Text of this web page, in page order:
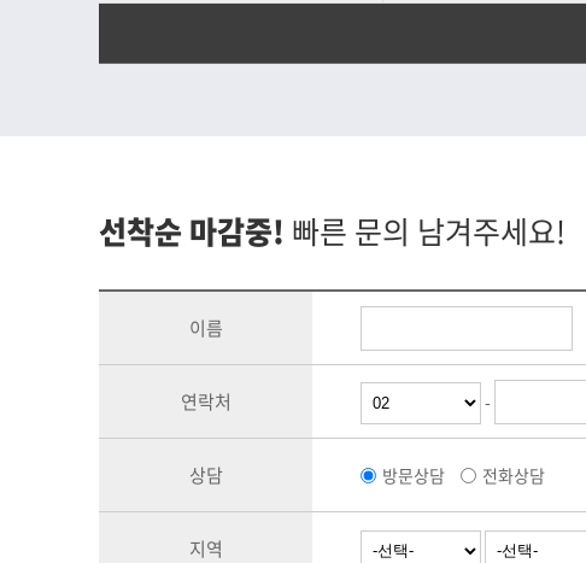
선착순 마감중! 빠른 문의 남겨주세요!
이름
연락처 -
상담 방문상담 전화상담
지역